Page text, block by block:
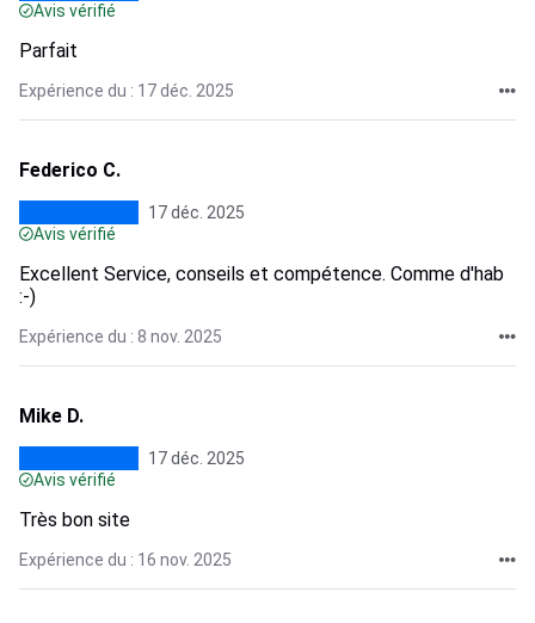
Avis vérifié
Parfait
Expérience du : 17 déc. 2025
Federico C.
17 déc. 2025
Avis vérifié
Excellent Service, conseils et compétence. Comme d'hab
:-)
Expérience du : 8 nov. 2025
Mike D.
17 déc. 2025
Avis vérifié
Très bon site
Expérience du : 16 nov. 2025